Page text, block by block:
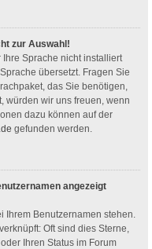
zur Auswahl!
Sprache nicht installiert
übersetzt. Fragen Sie
das Sie benötigen,
würden wir uns freuen, wenn
dazu können auf der
gefunden werden.
angezeigt
Benutzernamen stehen.
Oft sind dies Sterne,
Ihren Status im Forum